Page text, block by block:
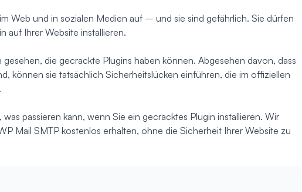
Web und in sozialen Medien auf – und sie sind gefährlich. Sie dürfen
auf Ihrer Website installieren.
die gecrackte Plugins haben können. Abgesehen davon, dass
können sie tatsächlich Sicherheitslücken einführen, die im offiziellen
was passieren kann, wenn Sie ein gecracktes Plugin installieren. Wir
Mail SMTP kostenlos erhalten, ohne die Sicherheit Ihrer Website zu